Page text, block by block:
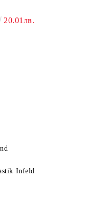
20.01лв.
Infeld